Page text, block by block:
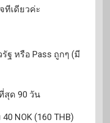
ทีเดียวค่ะ
ฐ หรือ Pass ถูกๆ (มี
สุด 90 วัน
NOK (160 THB)